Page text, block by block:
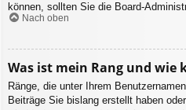
können, sollten Sie die Board-
Nach oben
Was ist mein Rang und wie
Ränge, die unter Ihrem
Beiträge Sie bislang erstellt haben